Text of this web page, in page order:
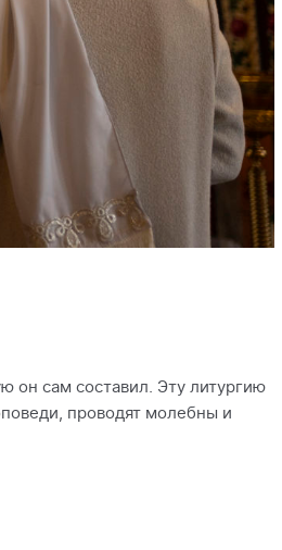
он сам составил. Эту литургию
проводят молебны и